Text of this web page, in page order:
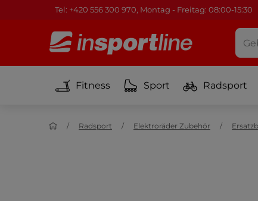
Tel: +420 556 300 970, Montag - Freitag: 08:00-15:30
Fitness Sport Radsport
Radsport Elektroräder Zubehör